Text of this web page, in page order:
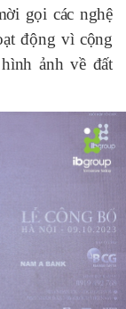
gọi các nghệ
động vì cộng
ảnh về đất